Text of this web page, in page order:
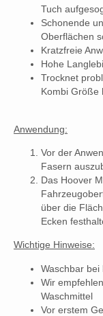
Tuch
Schonende
Oberflächen
Kratzfreie
Hohe
Trocknet
Kombi Größe
Anwendung:
Vor der
Fasern
Das Hoover
über die
Ecken
Wichtige Hinweise:
Waschbar bei
Wir
Waschmittel
Vor erstem